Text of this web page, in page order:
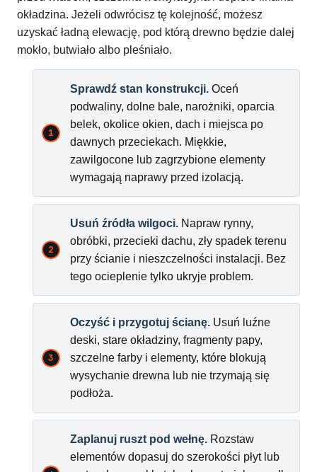
okładzina. Jeżeli odwrócisz tę kolejność, możesz
uzyskać ładną elewację, pod którą drewno będzie dalej
mokło, butwiało albo pleśniało.
Sprawdź stan konstrukcji. Oceń
podwaliny, dolne bale, narożniki, oparcia
belek, okolice okien, dach i miejsca po
dawnych przeciekach. Miękkie,
zawilgocone lub zagrzybione elementy
wymagają naprawy przed izolacją.
Usuń źródła wilgoci. Napraw rynny,
obróbki, przecieki dachu, zły spadek terenu
przy ścianie i nieszczelności instalacji. Bez
tego ocieplenie tylko ukryje problem.
Oczyść i przygotuj ścianę. Usuń luźne
deski, stare okładziny, fragmenty papy,
szczelne farby i elementy, które blokują
wysychanie drewna lub nie trzymają się
podłoża.
Zaplanuj ruszt pod wełnę. Rozstaw
elementów dopasuj do szerokości płyt lub